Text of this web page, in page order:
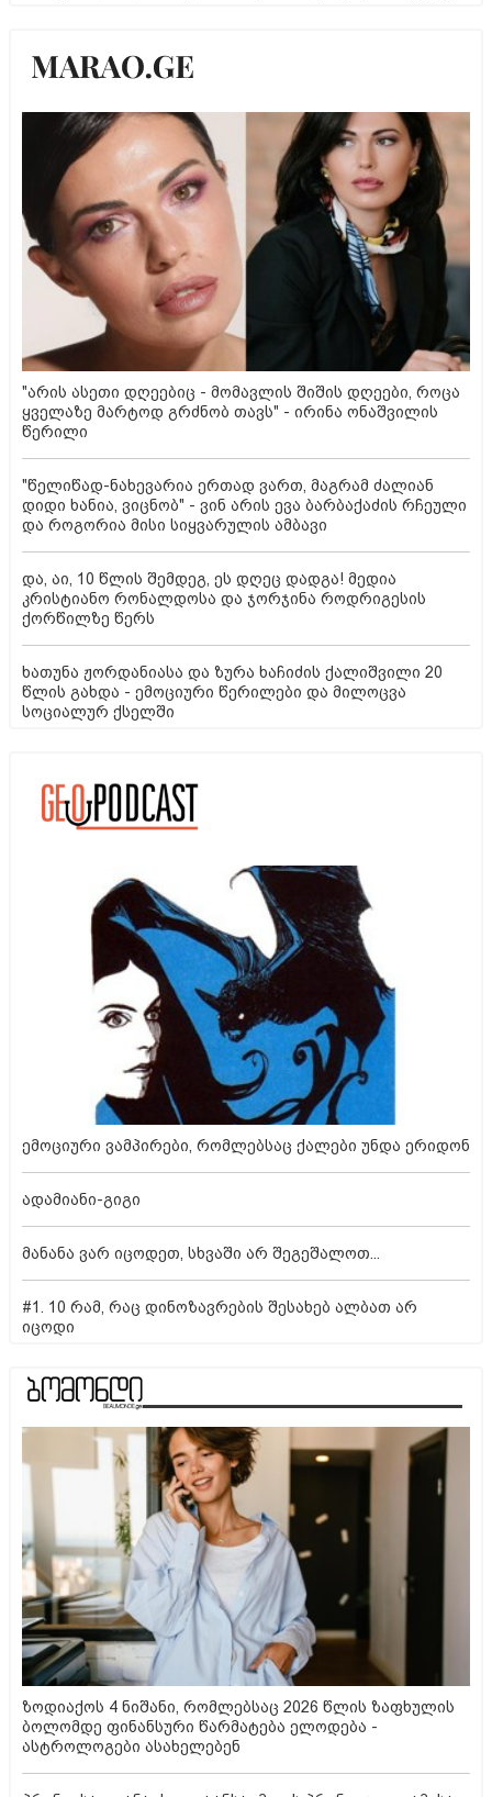
"არის ასეთი დღეებიც - მომავლის შიშის დღეები, როცა
ყველაზე მარტოდ გრძნობ თავს" - ირინა ონაშვილის
წერილი
"წელიწად-ნახევარია ერთად ვართ, მაგრამ ძალიან
დიდი ხანია, ვიცნობ" - ვინ არის ევა ბარბაქაძის რჩეული
და როგორია მისი სიყვარულის ამბავი
და, აი, 10 წლის შემდეგ, ეს დღეც დადგა! მედია
კრისტიანო რონალდოსა და ჯორჯინა როდრიგესის
ქორწილზე წერს
ხათუნა ჟორდანიასა და ზურა ხაჩიძის ქალიშვილი 20
წლის გახდა - ემოციური წერილები და მილოცვა
სოციალურ ქსელში
ემოციური ვამპირები, რომლებსაც ქალები უნდა ერიდონ
ადამიანი-გიგი
მანანა ვარ იცოდეთ, სხვაში არ შეგეშალოთ...
#1. 10 რამ, რაც დინოზავრების შესახებ ალბათ არ
იცოდი
ზოდიაქოს 4 ნიშანი, რომლებსაც 2026 წლის ზაფხულის
ბოლომდე ფინანსური წარმატება ელოდება -
ასტროლოგები ასახელებენ